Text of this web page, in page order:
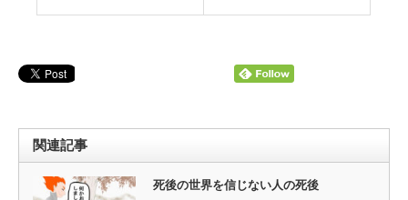
関連記事
死後の世界を信じない人の死後